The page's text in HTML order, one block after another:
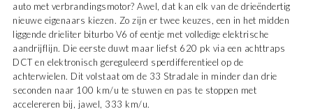
auto met verbrandingsmotor? Awel, dat kan elk van de drieëndertig
nieuwe eigenaars kiezen. Zo zijn er twee keuzes, een in het midden
liggende drieliter biturbo V6 of eentje met volledige elektrische
aandrijflijn. Die eerste duwt maar liefst 620 pk via een achttraps
DCT en elektronisch gereguleerd sperdifferentieel op de
achterwielen. Dit volstaat om de 33 Stradale in minder dan drie
seconden naar 100 km/u te stuwen en pas te stoppen met
accelereren bij, jawel, 333 km/u.